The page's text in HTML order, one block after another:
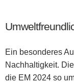
Ein besonderes
Nachhaltigkeit.
die EM 2024 so